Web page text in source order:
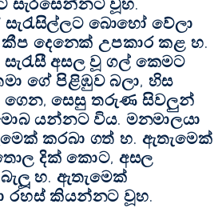
වූහ.
සැරැසිල්ලට බොහෝ වේලා
දෙනෙක්‌ උපකාර කළ හ.
අසල වූ ගල් කෙමට
ගේ පිළිඹුව බලා, හිස
සෙසු තරුණ සිවලුන්
යන්නට විය. මනමාලයා
කරබා ගත් හ. ඇතැමෙක්‌
දික්‌ කොට, අසල
හ. ඇතැමෙක්‌
රහස්‌ කියන්නට වූහ.